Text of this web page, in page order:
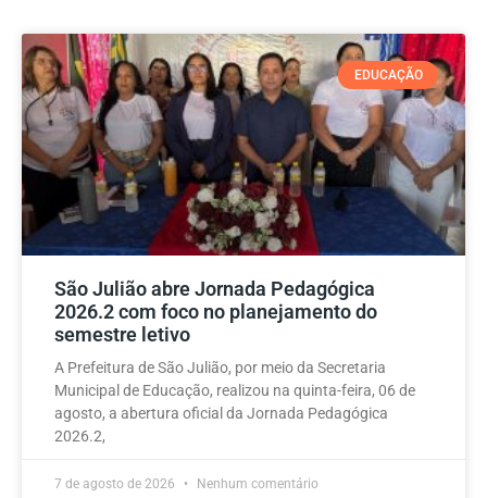
EDUCAÇÃO
São Julião abre Jornada Pedagógica
2026.2 com foco no planejamento do
semestre letivo
A Prefeitura de São Julião, por meio da Secretaria
Municipal de Educação, realizou na quinta-feira, 06 de
agosto, a abertura oficial da Jornada Pedagógica
2026.2,
7 de agosto de 2026 Nenhum comentário